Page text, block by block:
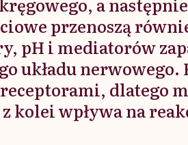
przenoszą
pH i mediatorów
układu
dlatego
z kolei wpływa na